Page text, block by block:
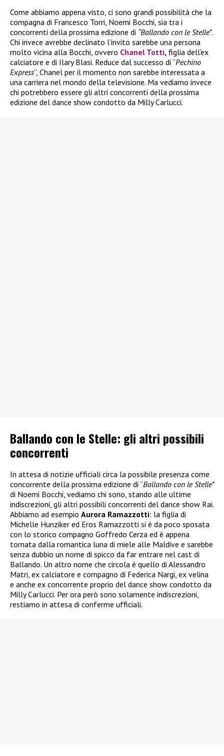
Come abbiamo appena visto, ci sono grandi possibilità che la
compagna di Francesco Torri, Noemi Bocchi, sia tra i
concorrenti della prossima edizione di “Ballando con le Stelle”.
Chi invece avrebbe declinato l’invito sarebbe una persona
molto vicina alla Bocchi, ovvero Chanel Totti, figlia dell’ex
calciatore e di Ilary Blasi. Reduce dal successo di “Pechino
Express“, Chanel per il momento non sarebbe interessata a
una carriera nel mondo della televisione. Ma vediamo invece
chi potrebbero essere gli altri concorrenti della prossima
edizione del dance show condotto da Milly Carlucci.
Ballando con le Stelle: gli altri possibili
concorrenti
In attesa di notizie ufficiali circa la possibile presenza come
concorrente della prossima edizione di “Ballando con le Stelle”
di Noemi Bocchi, vediamo chi sono, stando alle ultime
indiscrezioni, gli altri possibili concorrenti del dance show Rai.
Abbiamo ad esempio Aurora Ramazzotti: la figlia di
Michelle Hunziker ed Eros Ramazzotti si è da poco sposata
con lo storico compagno Goffredo Cerza ed è appena
tornata dalla romantica luna di miele alle Maldive e sarebbe
senza dubbio un nome di spicco da far entrare nel cast di
Ballando. Un altro nome che circola è quello di Alessandro
Matri, ex calciatore e compagno di Federica Nargi, ex velina
e anche ex concorrente proprio del dance show condotto da
Milly Carlucci. Per ora però sono solamente indiscrezioni,
restiamo in attesa di conferme ufficiali.